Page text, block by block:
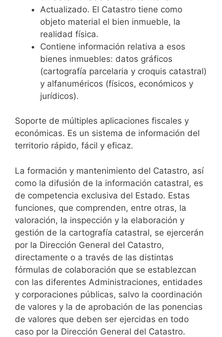
Actualizado. El Catastro tiene como
objeto material el bien inmueble, la
realidad física.
Contiene información relativa a esos
bienes inmuebles: datos gráficos
(cartografía parcelaria y croquis catastral)
y alfanuméricos (físicos, económicos y
jurídicos).
Soporte de múltiples aplicaciones fiscales y
económicas. Es un sistema de información del
territorio rápido, fácil y eficaz.
La formación y mantenimiento del Catastro, así
como la difusión de la información catastral, es
de competencia exclusiva del Estado. Estas
funciones, que comprenden, entre otras, la
valoración, la inspección y la elaboración y
gestión de la cartografía catastral, se ejercerán
por la Dirección General del Catastro,
directamente o a través de las distintas
fórmulas de colaboración que se establezcan
con las diferentes Administraciones, entidades
y corporaciones públicas, salvo la coordinación
de valores y la de aprobación de las ponencias
de valores que deben ser ejercidas en todo
caso por la Dirección General del Catastro.